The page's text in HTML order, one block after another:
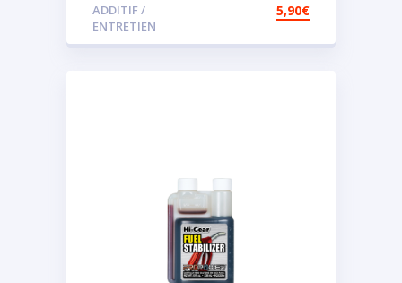
ADDITIF /
ENTRETIEN
5,90€